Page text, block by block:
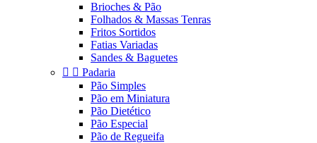
Brioches & Pão
Folhados & Massas Tenras
Fritos Sortidos
Fatias Variadas
Sandes & Baguetes
  Padaria
Pão Simples
Pão em Miniatura
Pão Dietético
Pão Especial
Pão de Regueifa